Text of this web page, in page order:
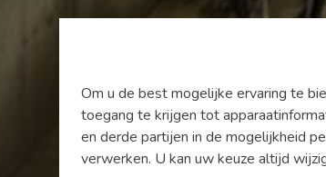
Om u de best mogelijke ervaring te
toegang te krijgen tot
en derde partijen in de mogelijkheid
verwerken. U kan uw keuze altijd